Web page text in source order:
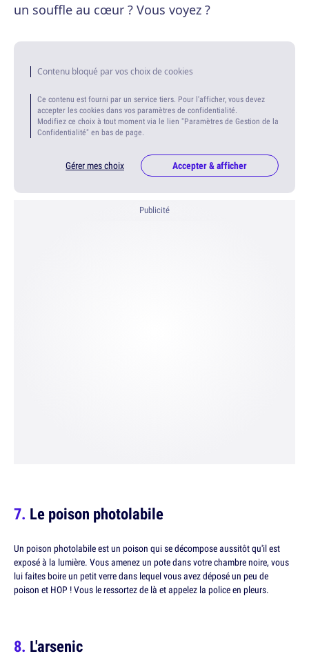
un souffle au cœur ? Vous voyez ?
Contenu bloqué par vos choix de cookies
Ce contenu est fourni par un service tiers. Pour l'afficher, vous devez
accepter les cookies dans vos paramètres de confidentialité.
Modifiez ce choix à tout moment via le lien "Paramètres de Gestion de la
Confidentialité" en bas de page.
Gérer mes choix Accepter & afficher
Publicité
Le poison photolabile
Un poison photolabile est un poison qui se décompose aussitôt qu'il est
exposé à la lumière. Vous amenez un pote dans votre chambre noire, vous
lui faites boire un petit verre dans lequel vous avez déposé un peu de
poison et HOP ! Vous le ressortez de là et appelez la police en pleurs.
L'arsenic